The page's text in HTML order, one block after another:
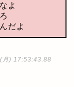
よ
だよ
月) 17:53:43.88